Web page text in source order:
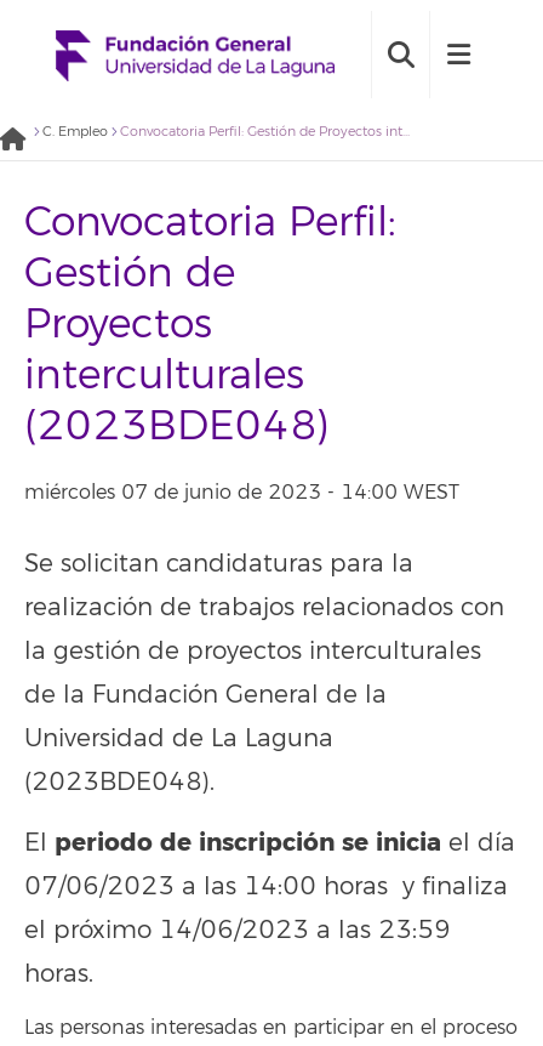
C. Empleo Convocatoria Perfil: Gestión de Proyectos interculturales (2023BDE048)
Convocatoria Perfil:
Gestión de
Proyectos
interculturales
(2023BDE048)
miércoles 07 de junio de 2023 - 14:00 WEST
Se solicitan candidaturas para la
realización de trabajos relacionados con
la gestión de proyectos interculturales
de la Fundación General de la
Universidad de La Laguna
(2023BDE048).
El periodo de inscripción se inicia el día
07/06/2023 a las 14:00 horas y finaliza
el próximo 14/06/2023 a las 23:59
horas.
Las personas interesadas en participar en el proceso